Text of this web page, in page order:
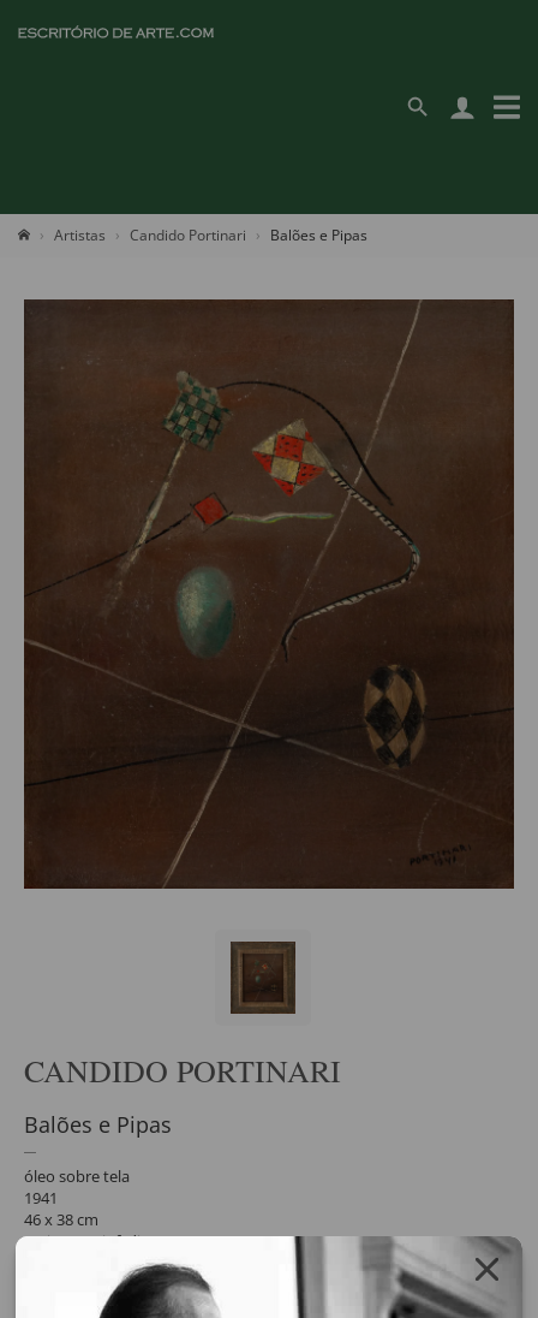
Artistas Candido Portinari Balões e Pipas
CANDIDO PORTINARI
Balões e Pipas
óleo sobre tela
1941
46 x 38 cm
assinatura inf. dir.
Reproduzido no catálogo raisonné Candido Portinari Volume II, pág.
234 sob o FCO 4212.